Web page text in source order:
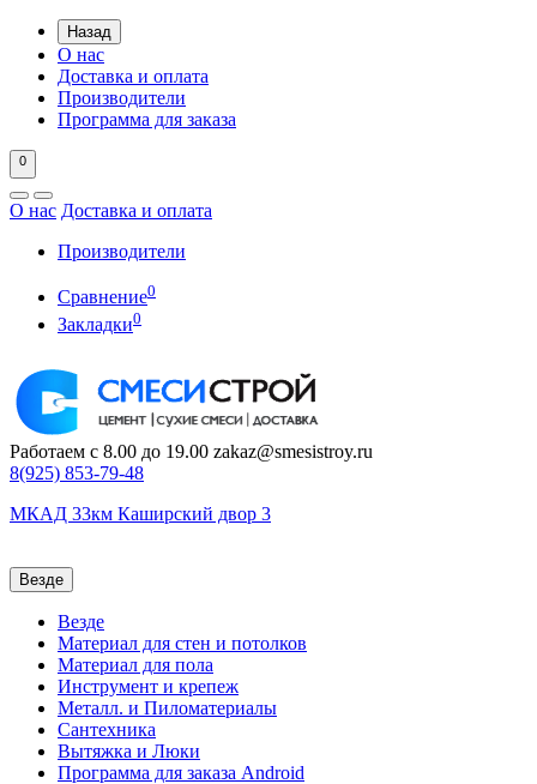
Назад
О нас
Доставка и оплата
Производители
Программа для заказа
0
О нас Доставка и оплата
Производители
Сравнение0
Закладки0
Работаем с 8.00 до 19.00 zakaz@smesistroy.ru
8(925) 853-79-48
МКАД 33км Каширский двор 3
Везде
Везде
Материал для стен и потолков
Материал для пола
Инструмент и крепеж
Металл. и Пиломатериалы
Сантехника
Вытяжка и Люки
Программа для заказа Android